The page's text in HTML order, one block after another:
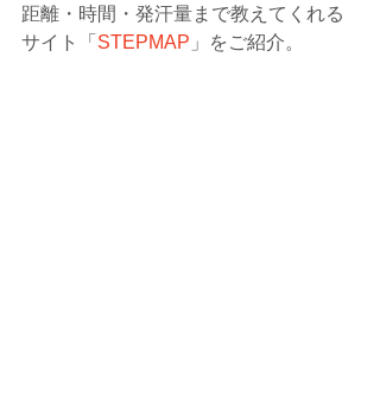
距離・時間・発汗量まで教えてくれる
サイト「 STEPMAP 」をご紹介。